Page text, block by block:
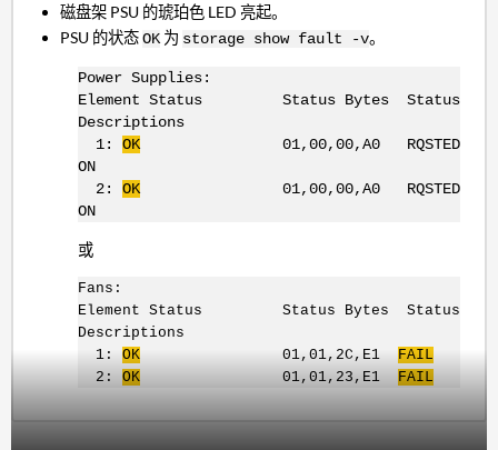
磁盘架 PSU 的琥珀色 LED 亮起。
PSU 的状态OK 为 storage show fault -v。
Power Supplies:
Element Status Status Bytes Status
Descriptions
1: OK01,00,00,A0 RQSTED
ON
2: OK01,00,00,A0 RQSTED
ON
或
Fans:
Element Status Status Bytes Status
Descriptions
1: OK01,01,2C,E1 FAIL
2: OK01,01,23,E1 FAIL